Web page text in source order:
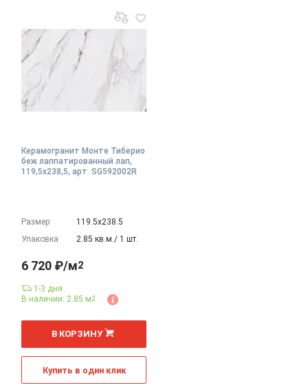
Керамогранит Монте Тиберио
беж лаппатированный лап,
119,5x238,5, арт. SG592002R
Размер
119.5х238.5
Упаковка
2.85 кв.м./ 1 шт.
6 720 ₽/м2
1-3 дня
В наличии: 2.85 м2
м
В КОРЗИНУ
Купить в один клик